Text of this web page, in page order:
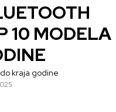
10 MODELA
kraja godine